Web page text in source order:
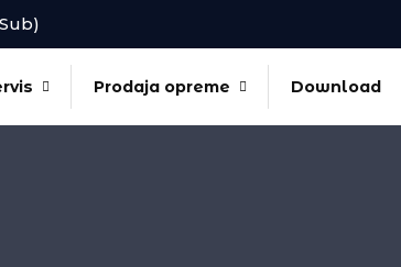
Prodaja opreme Download